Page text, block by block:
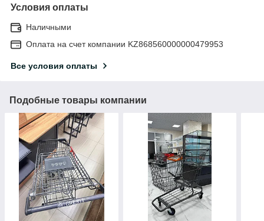
Условия оплаты
Наличными
Оплата на счет компании KZ868560000000479953
Все условия оплаты
Подобные товары компании